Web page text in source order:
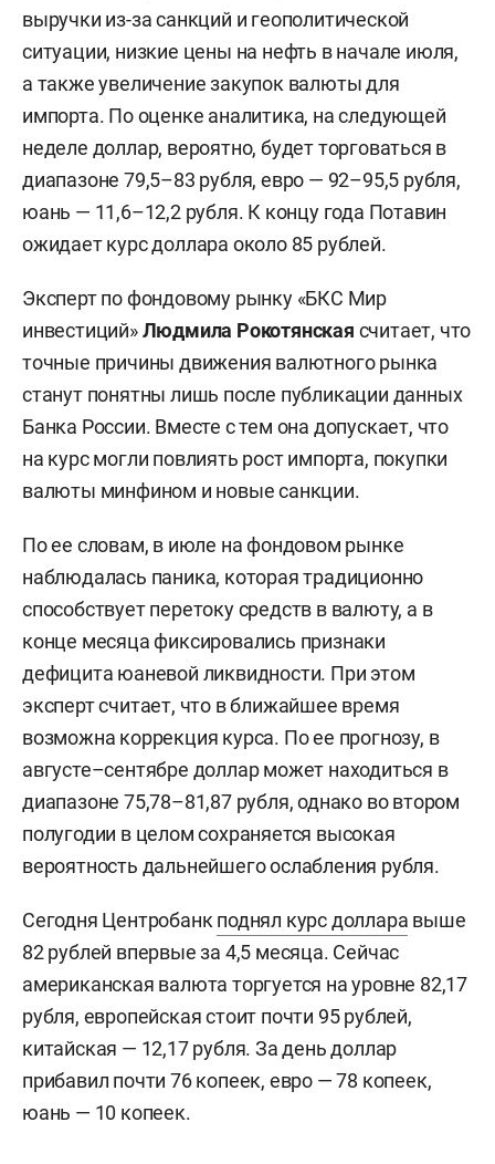
выручки из-за санкций и геополитической
ситуации, низкие цены на нефть в начале июля,
а также увеличение закупок валюты для
импорта. По оценке аналитика, на следующей
неделе доллар, вероятно, будет торговаться в
диапазоне 79,5–83 рубля, евро — 92–95,5 рубля,
юань — 11,6–12,2 рубля. К концу года Потавин
ожидает курс доллара около 85 рублей.
Эксперт по фондовому рынку «БКС Мир
инвестиций»Людмила Рокотянская считает, что
точные причины движения валютного рынка
станут понятны лишь после публикации данных
Банка России. Вместе с тем она допускает, что
на курс могли повлиять рост импорта, покупки
валюты минфином и новые санкции.
По ее словам, в июле на фондовом рынке
наблюдалась паника, которая традиционно
способствует перетоку средств в валюту, а в
конце месяца фиксировались признаки
дефицита юаневой ликвидности. При этом
эксперт считает, что в ближайшее время
возможна коррекция курса. По ее прогнозу, в
августе–сентябре доллар может находиться в
диапазоне 75,78–81,87 рубля, однако во втором
полугодии в целом сохраняется высокая
вероятность дальнейшего ослабления рубля.
Сегодня Центробанк поднял курс доллара выше
82 рублей впервые за 4,5 месяца. Сейчас
американская валюта торгуется на уровне 82,17
рубля, европейская стоит почти 95 рублей,
китайская — 12,17 рубля. За день доллар
прибавил почти 76 копеек, евро — 78 копеек,
юань — 10 копеек.